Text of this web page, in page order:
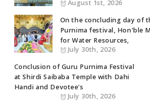
August 1st, 2026
On the concluding day of
Purnima festival, Hon'ble
for Water Resources,
July 30th, 2026
Conclusion of Guru Purnima Festival
at Shirdi Saibaba Temple with Dahi
Handi and Devotee's
July 30th, 2026